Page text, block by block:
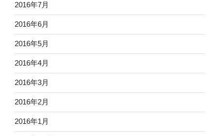
2016年7月
2016年6月
2016年5月
2016年4月
2016年3月
2016年2月
2016年1月